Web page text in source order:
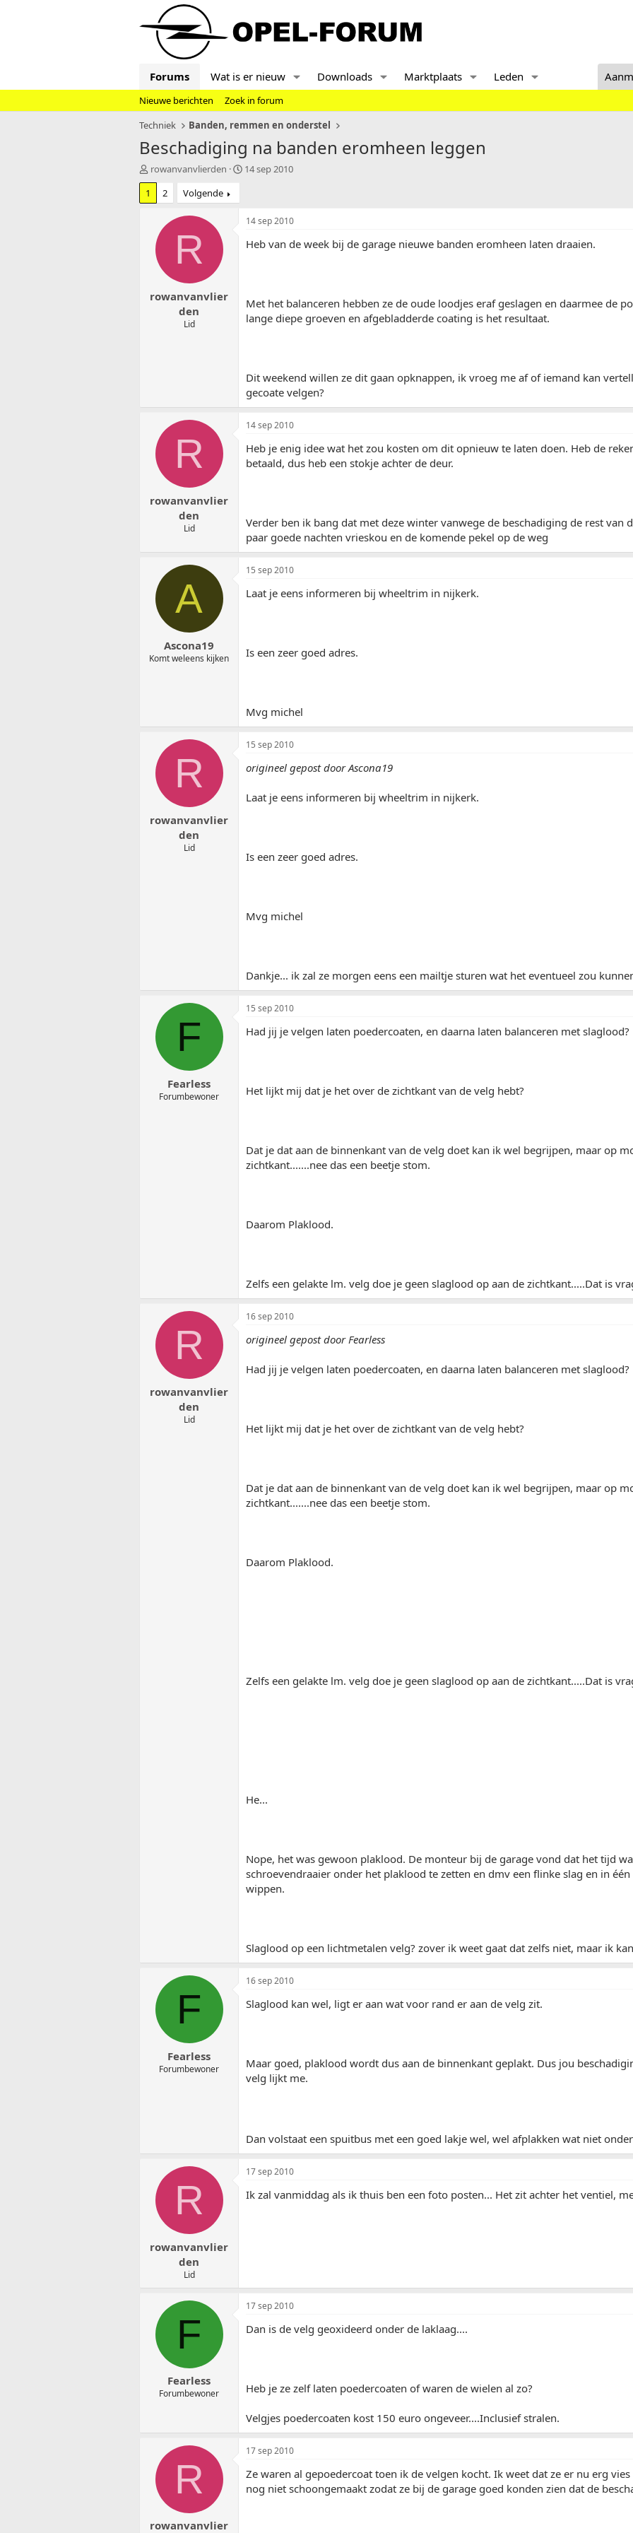
Forums Wat is er nieuw Downloads Marktplaats Leden
Nieuwe berichten
Zoek in forum
Techniek
Banden, remmen en onderstel
Beschadiging na banden eromheen leggen
T
o
i
e
rowanvanvlierden
S
t
a
14 sep 2010
1
2 Volgende
R
rowanvanvlier
den
Lid
14 sep 2010
Heb van de week bij de garage nieuwe banden eromheen laten draaien.
Met het balanceren hebben ze de oude loodjes eraf geslagen en daarmee de
lange diepe groeven en afgebladderde coating is het resultaat.
Dit weekend willen ze dit gaan opknappen, ik vroeg me af of iemand kan
gecoate velgen?
R
rowanvanvlier
den
Lid
14 sep 2010
Heb je enig idee wat het zou kosten om dit opnieuw te laten doen. Heb de
betaald, dus heb een stokje achter de deur.
Verder ben ik bang dat met deze winter vanwege de beschadiging de rest van
paar goede nachten vrieskou en de komende pekel op de weg
A
Ascona19
Komt weleens kijken
15 sep 2010
Laat je eens informeren bij wheeltrim in nijkerk.
Is een zeer goed adres.
Mvg michel
R
rowanvanvlier
den
Lid
15 sep 2010
origineel gepost door Ascona19
Laat je eens informeren bij wheeltrim in nijkerk.
Is een zeer goed adres.
Mvg michel
Dankje... ik zal ze morgen eens een mailtje sturen wat het eventueel zou
F
Fearless
Forumbewoner
15 sep 2010
Had jij je velgen laten poedercoaten, en daarna laten balanceren met slaglood?
Het lijkt mij dat je het over de zichtkant van de velg hebt?
Dat je dat aan de binnenkant van de velg doet kan ik wel begrijpen, maar op
zichtkant.......nee das een beetje stom.
Daarom Plaklood.
Zelfs een gelakte lm. velg doe je geen slaglood op aan de zichtkant.....Dat is
R
rowanvanvlier
den
Lid
16 sep 2010
origineel gepost door Fearless
Had jij je velgen laten poedercoaten, en daarna laten balanceren met slaglood?
Het lijkt mij dat je het over de zichtkant van de velg hebt?
Dat je dat aan de binnenkant van de velg doet kan ik wel begrijpen, maar op
zichtkant.......nee das een beetje stom.
Daarom Plaklood.
Zelfs een gelakte lm. velg doe je geen slaglood op aan de zichtkant.....Dat is
He...
Nope, het was gewoon plaklood. De monteur bij de garage vond dat het tijd
schroevendraaier onder het plaklood te zetten en dmv een flinke slag en in
wippen.
Slaglood op een lichtmetalen velg? zover ik weet gaat dat zelfs niet, maar ik
F
Fearless
Forumbewoner
16 sep 2010
Slaglood kan wel, ligt er aan wat voor rand er aan de velg zit.
Maar goed, plaklood wordt dus aan de binnenkant geplakt. Dus jou
velg lijkt me.
Dan volstaat een spuitbus met een goed lakje wel, wel afplakken wat niet
R
rowanvanvlier
den
Lid
17 sep 2010
Ik zal vanmiddag als ik thuis ben een foto posten... Het zit achter het ventiel,
F
Fearless
Forumbewoner
17 sep 2010
Dan is de velg geoxideerd onder de laklaag....
Heb je ze zelf laten poedercoaten of waren de wielen al zo?
Velgjes poedercoaten kost 150 euro ongeveer....Inclusief stralen.
R
rowanvanvlier
17 sep 2010
Ze waren al gepoedercoat toen ik de velgen kocht. Ik weet dat ze er nu erg
nog niet schoongemaakt zodat ze bij de garage goed konden zien dat de